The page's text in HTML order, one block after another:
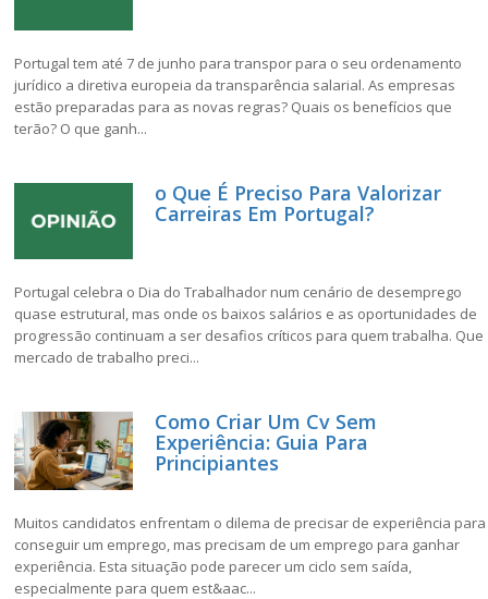
Portugal tem até 7 de junho para transpor para o seu ordenamento
jurídico a diretiva europeia da transparência salarial. As empresas
estão preparadas para as novas regras? Quais os benefícios que
terão? O que ganh...
o Que É Preciso Para Valorizar
Carreiras Em Portugal?
Portugal celebra o Dia do Trabalhador num cenário de desemprego
quase estrutural, mas onde os baixos salários e as oportunidades de
progressão continuam a ser desafios críticos para quem trabalha. Que
mercado de trabalho preci...
Como Criar Um Cv Sem
Experiência: Guia Para
Principiantes
Muitos candidatos enfrentam o dilema de precisar de experiência para
conseguir um emprego, mas precisam de um emprego para ganhar
experiência. Esta situação pode parecer um ciclo sem saída,
especialmente para quem est&aac...